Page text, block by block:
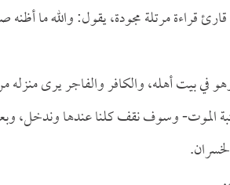
قراءة مرتلة مجودة، يقول: والله ما
في بيت أهله، والكافر والفاجر يرى منزله
الموت- وسوف نقف كلنا عندها وندخل،